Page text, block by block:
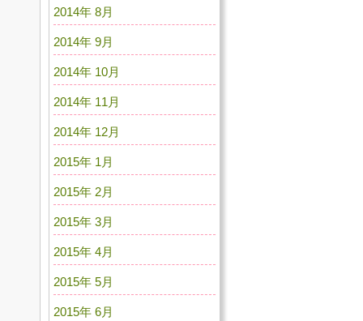
2014年 8月
2014年 9月
2014年 10月
2014年 11月
2014年 12月
2015年 1月
2015年 2月
2015年 3月
2015年 4月
2015年 5月
2015年 6月